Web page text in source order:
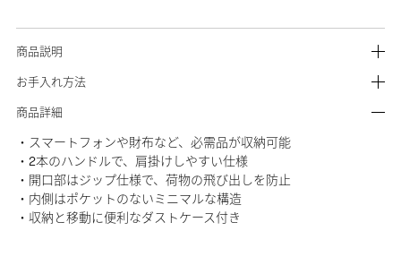
商品説明
お手入れ方法
商品詳細
・スマートフォンや財布など、必需品が収納可能
・2本のハンドルで、肩掛けしやすい仕様
・開口部はジップ仕様で、荷物の飛び出しを防止
・内側はポケットのないミニマルな構造
・収納と移動に便利なダストケース付き